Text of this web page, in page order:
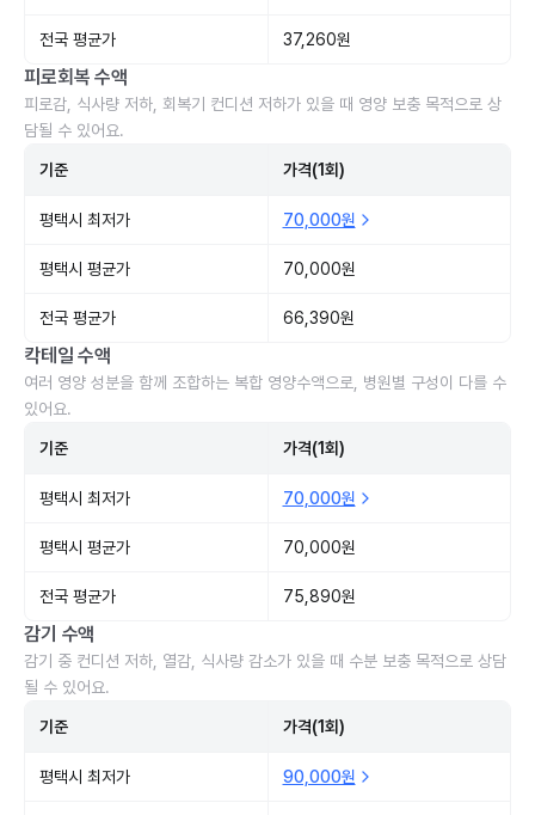
전국 평균가 37,260원
피로회복 수액
피로감, 식사량 저하, 회복기 컨디션 저하가 있을 때 영양 보충 목적으로 상
담될 수 있어요.
기준 가격(1회)
평택시 최저가 70,000원
평택시 평균가 70,000원
전국 평균가 66,390원
칵테일 수액
여러 영양 성분을 함께 조합하는 복합 영양수액으로, 병원별 구성이 다를 수
있어요.
기준 가격(1회)
평택시 최저가 70,000원
평택시 평균가 70,000원
전국 평균가 75,890원
감기 수액
감기 중 컨디션 저하, 열감, 식사량 감소가 있을 때 수분 보충 목적으로 상담
될 수 있어요.
기준 가격(1회)
평택시 최저가 90,000원